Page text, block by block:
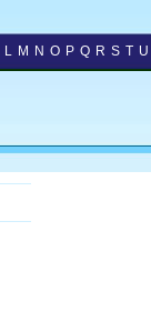
L M N O P Q R S T U